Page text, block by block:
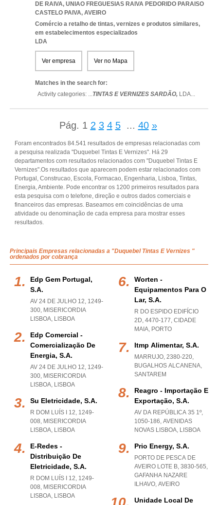
DE RAIVA, UNIAO FREGUESIAS RAIVA PEDORIDO PARAISO
CASTELO PAIVA, AVEIRO
Comércio a retalho de tintas, vernizes e produtos similares,
em estabelecimentos especializados
LDA
Ver empresa Ver no Mapa
Matches in the search for:
Activity categories: ...TINTAS E VERNIZES SARDÃO, LDA...
Pág. 1 2 3 4 5 ... 40 »
Foram encontrados 84.541 resultados de empresas relacionadas com
a pesquisa realizada "Duquebel Tintas E Vernizes". Há 29
departamentos com resultados relacionados com "Duquebel Tintas E
Vernizes".Os resultados que aparecem podem estar relacionados com
Portugal, Construcao, Escola, Formacao, Engenharia, Lisboa, Tintas,
Energia, Ambiente. Pode encontrar os 1200 primeiros resultados para
esta pesquisa com o telefone, direção e outros dados comerciais e
financeiros das empresas. Baseamos em coincidências de uma
atividade ou denominação de cada empresa para mostrar esses
resultados.
Principais Empresas relacionadas a "Duquebel Tintas E Vernizes "
ordenados por cobrança
Edp Gem Portugal,
S.a.
AV 24 DE JULHO 12, 1249-
300, MISERICORDIA
LISBOA, LISBOA
Edp Comercial -
Comercialização De
Energia, S.a.
AV 24 DE JULHO 12, 1249-
300, MISERICORDIA
LISBOA, LISBOA
Su Eletricidade, S.a.
R DOM LUÍS I 12, 1249-
008, MISERICORDIA
LISBOA, LISBOA
E-Redes -
Distribuição De
Eletricidade, S.a.
R DOM LUÍS I 12, 1249-
008, MISERICORDIA
LISBOA, LISBOA
Worten -
Equipamentos Para O
Lar, S.a.
R DO ESPIDO EDIFÍCIO
2D, 4470-177, CIDADE
MAIA, PORTO
Itmp Alimentar, S.a.
MARRUJO, 2380-220,
BUGALHOS ALCANENA,
SANTAREM
Reagro - Importação E
Exportação, S.a.
AV DA REPÚBLICA 35 1º,
1050-186, AVENIDAS
NOVAS LISBOA, LISBOA
Prio Energy, S.a.
PORTO DE PESCA DE
AVEIRO LOTE B, 3830-565,
GAFANHA NAZARE
ILHAVO, AVEIRO
Unidade Local De